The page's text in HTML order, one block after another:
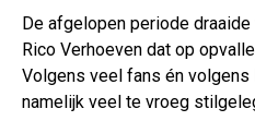
De afgelopen periode
Rico Verhoeven dat op
Volgens veel fans én
namelijk veel te vroeg